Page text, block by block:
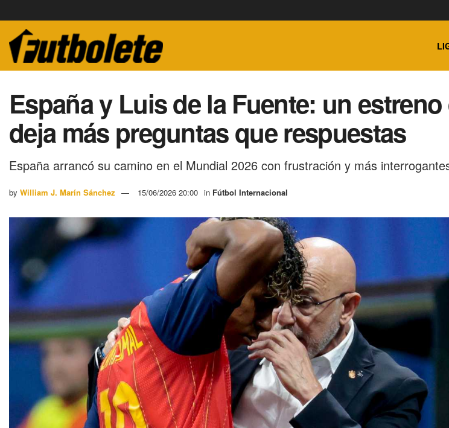
España y Luis de la Fuente: un
deja más preguntas que respuestas
España arrancó su camino en el Mundial 2026 con frustración y más
by William J. Marín Sánchez 15/06/2026 20:00 in Fútbol Internacional